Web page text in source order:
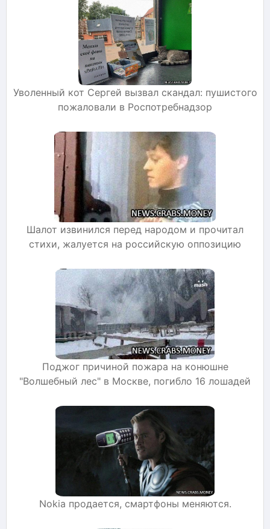
Уволенный кот Сергей вызвал скандал: пушистого
пожаловали в Роспотребнадзор
Шалот извинился перед народом и прочитал
стихи, жалуется на российскую оппозицию
Поджог причиной пожара на конюшне
"Волшебный лес" в Москве, погибло 16 лошадей
Nokia продается, смартфоны меняются.